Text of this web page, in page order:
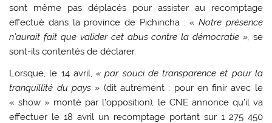
sont même pas déplacés pour assister au recomptage
effectué dans la province de Pichincha :« Notre présence
n’aurait fait que valider cet abus contre la démocratie », se
sont-ils contentés de déclarer.
Lorsque, le 14 avril,« par souci de transparence et pour la
tranquillité du pays » (dit autrement : pour en finir avec le
« show » monté par l’opposition), le CNE annonce qu’il va
effectuer le 18 avril un recomptage portant sur 1 275 450